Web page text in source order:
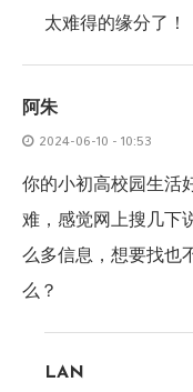
太难得的缘分了！
阿朱
2024-06-10 - 10:53
你的小初高校园生活
难，感觉网上搜几下
么多信息，想要找也
么？
LAN